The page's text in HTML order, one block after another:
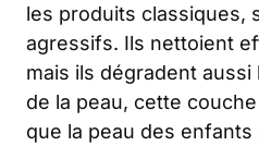
les produits classiques,
agressifs. Ils nettoient
mais ils dégradent
de la peau, cette
que la peau des enfants